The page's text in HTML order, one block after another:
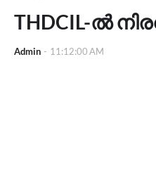
THDCIL-ൽ
Admin - 11:12:00 AM